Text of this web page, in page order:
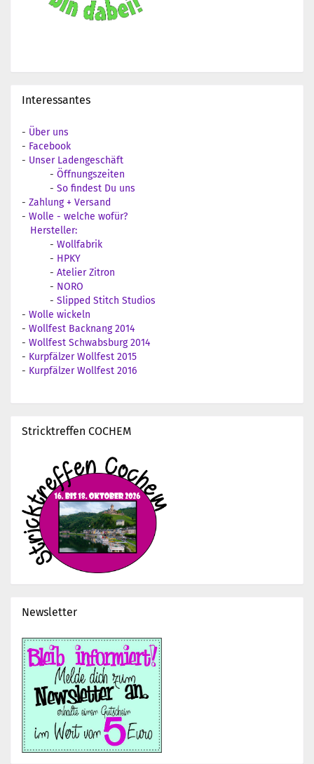
Interessantes
- Über uns
- Facebook
- Unser Ladengeschäft
- Öffnungszeiten
- So findest Du uns
- Zahlung + Versand
- Wolle - welche wofür?
Hersteller:
- Wollfabrik
- HPKY
- Atelier Zitron
- NORO
- Slipped Stitch Studios
- Wolle wickeln
- Wollfest Backnang 2014
- Wollfest Schwabsburg 2014
- Kurpfälzer Wollfest 2015
- Kurpfälzer Wollfest 2016
Stricktreffen COCHEM
Newsletter